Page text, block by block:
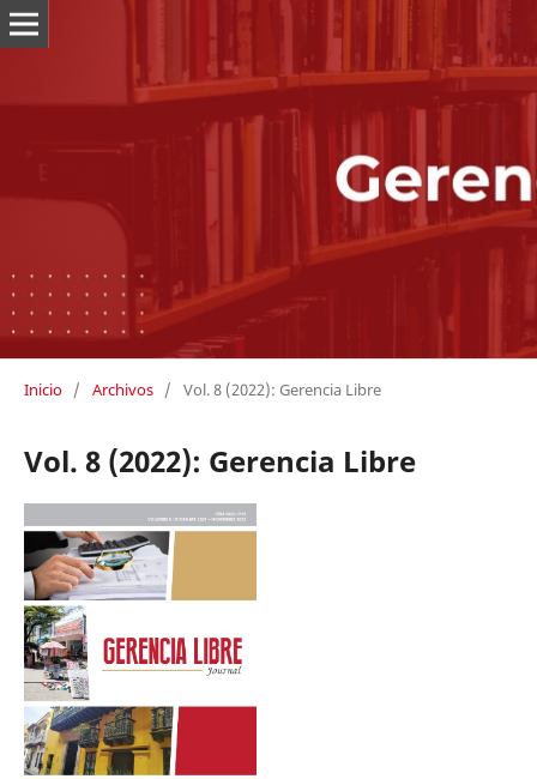
Inicio / Archivos / Vol. 8 (2022): Gerencia Libre
Vol. 8 (2022): Gerencia Libre